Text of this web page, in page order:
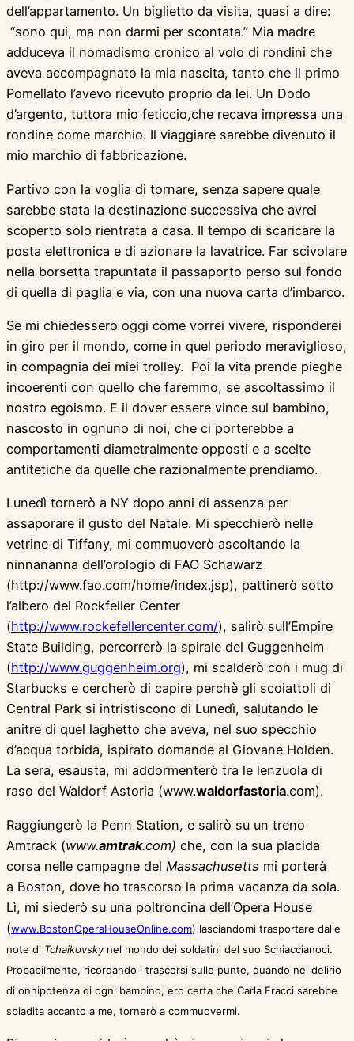
dell’appartamento. Un biglietto da visita, quasi a dire:
“sono qui, ma non darmi per scontata.” Mia madre
adduceva il nomadismo cronico al volo di rondini che
aveva accompagnato la mia nascita, tanto che il primo
Pomellato l’avevo ricevuto proprio da lei. Un Dodo
d’argento, tuttora mio feticcio,che recava impressa una
rondine come marchio. Il viaggiare sarebbe divenuto il
mio marchio di fabbricazione.
Partivo con la voglia di tornare, senza sapere quale
sarebbe stata la destinazione successiva che avrei
scoperto solo rientrata a casa. Il tempo di scaricare la
posta elettronica e di azionare la lavatrice. Far scivolare
nella borsetta trapuntata il passaporto perso sul fondo
di quella di paglia e via, con una nuova carta d’imbarco.
Se mi chiedessero oggi come vorrei vivere, risponderei
in giro per il mondo, come in quel periodo meraviglioso,
in compagnia dei miei trolley. Poi la vita prende pieghe
incoerenti con quello che faremmo, se ascoltassimo il
nostro egoismo. E il dover essere vince sul bambino,
nascosto in ognuno di noi, che ci porterebbe a
comportamenti diametralmente opposti e a scelte
antitetiche da quelle che razionalmente prendiamo.
Lunedì tornerò a NY dopo anni di assenza per
assaporare il gusto del Natale. Mi specchierò nelle
vetrine di Tiffany, mi commuoverò ascoltando la
ninnananna dell’orologio di FAO Schawarz
(http://www.fao.com/home/index.jsp), pattinerò sotto
l’albero del Rockfeller Center
(http://www.rockefellercenter.com/), salirò sull’Empire
State Building, percorrerò la spirale del Guggenheim
(http://www.guggenheim.org), mi scalderò con i mug di
Starbucks e cercherò di capire perchè gli scoiattoli di
Central Park si intristiscono di Lunedì, salutando le
anitre di quel laghetto che aveva, nel suo specchio
d’acqua torbida, ispirato domande al Giovane Holden.
La sera, esausta, mi addormenterò tra le lenzuola di
raso del Waldorf Astoria (www.waldorfastoria.com).
Raggiungerò la Penn Station, e salirò su un treno
Amtrack (www.amtrak.com) che, con la sua placida
corsa nelle campagne del Massachusetts mi porterà
a Boston, dove ho trascorso la prima vacanza da sola.
Lì, mi siederò su una poltroncina dell’Opera House
(www.BostonOperaHouseOnline.com) lasciandomi trasportare dalle
note di Tchaikovsky nel mondo dei soldatini del suo Schiaccianoci.
Probabilmente, ricordando i trascorsi sulle punte, quando nel delirio
di onnipotenza di ogni bambino, ero certa che Carla Fracci sarebbe
sbiadita accanto a me, tornerò a commuovermi.